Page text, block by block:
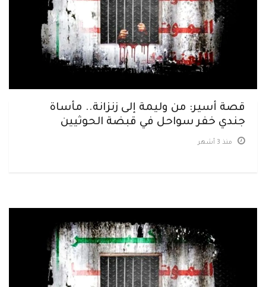
قصة أسير: من وليمة إلى زنزانة.. مأساة
جندي خفر سواحل في قبضة الحوثيين
منذ 3 أشهر